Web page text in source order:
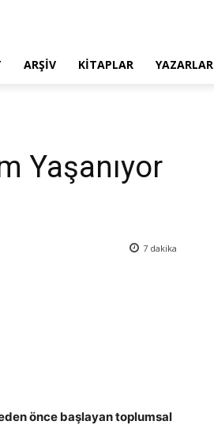
ARŞIV KITAPLAR YAZARLAR
Yaşanıyor
7 dakika
önce başlayan toplumsal